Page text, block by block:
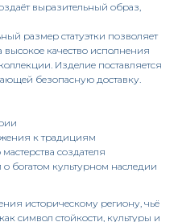
выразительный образ,
размер статуэтки позволяет
высокое качество исполнения
Изделие поставляется
безопасную доставку.
к традициям
создателя
о богатом культурном наследии
историческому региону, чьё
символ стойкости, культуры и